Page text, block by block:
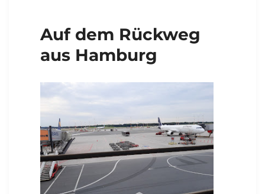
Auf dem Rückweg
aus Hamburg